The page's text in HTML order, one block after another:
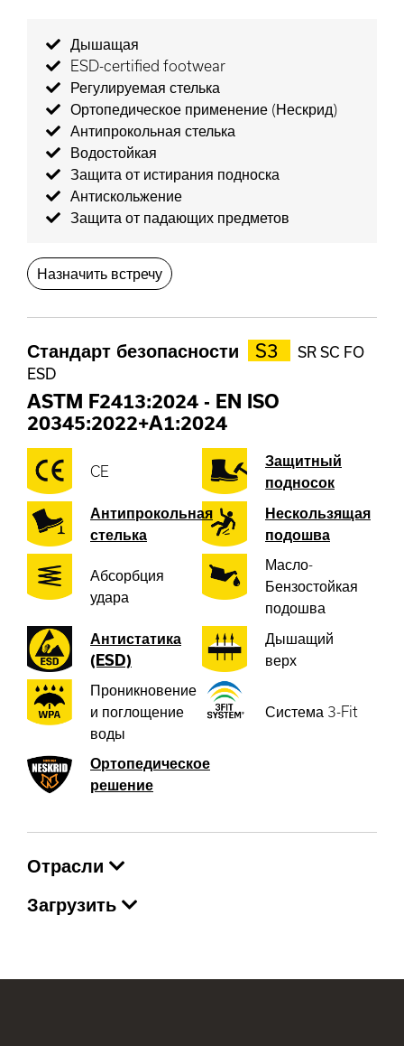
Дышащая
ESD-certified footwear
Регулируемая стелька
Ортопедическое применение (Нескрид)
Антипрокольная стелька
Водостойкая
Защита от истирания подноска
Антискольжение
Защита от падающих предметов
Назначить встречу
Стандарт безопасности S3
SR SC FO
ESD
ASTM F2413:2024 - EN ISO
20345:2022+A1:2024
CE
Защитный
подносок
Антипрокольная
стелька
Нескользящая
подошва
Абсорбция
удара
Масло-
Бензостойкая
подошва
Антистатика
(ESD)
Дышащий
верх
Проникновение
и поглощение
воды
Система 3-Fit
Ортопедическое
решение
Отрасли
Загрузить